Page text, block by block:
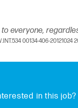
everyone,
00134-406-
in this